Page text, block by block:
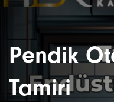
Pendik
Tamiri